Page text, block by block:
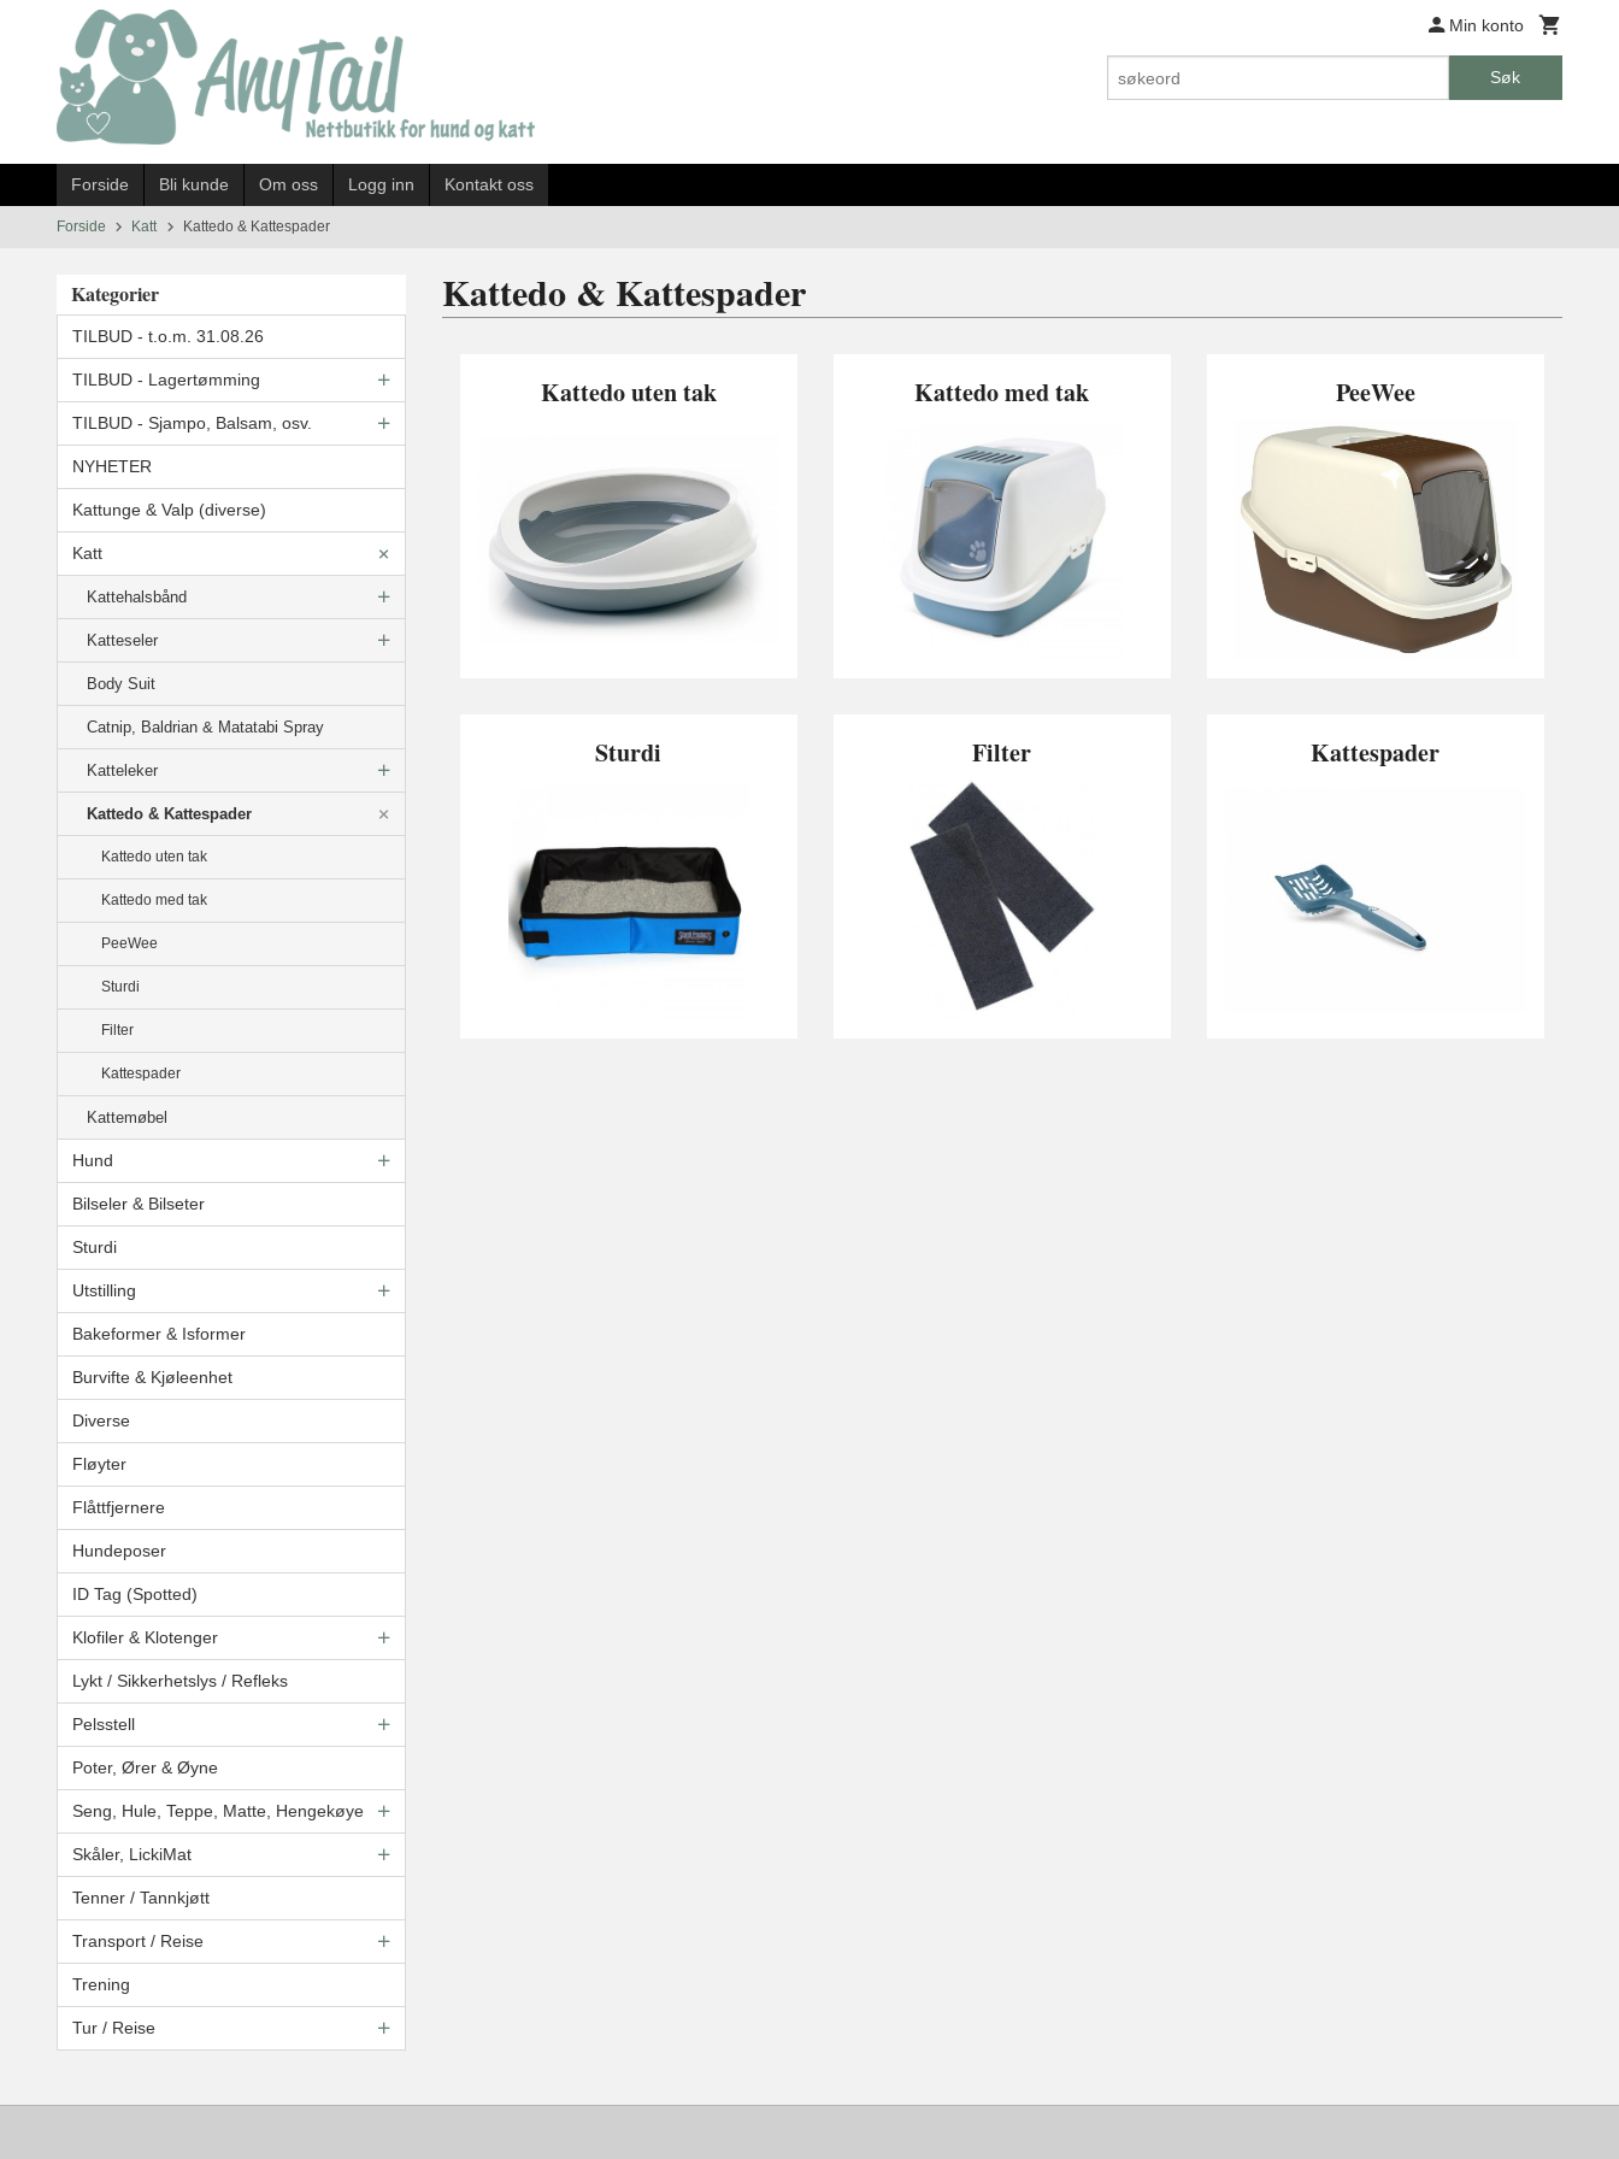
innholdet
Min konto
Søk
Forside Bli kunde Om oss Logg inn Kontakt oss
Forside Katt Kattedo & Kattespader
Kategorier
TILBUD - t.o.m. 31.08.26
TILBUD - Lagertømming
TILBUD - Sjampo, Balsam, osv.
NYHETER
Kattunge & Valp (diverse)
Katt
Kattehalsbånd
Katteseler
Body Suit
Catnip, Baldrian & Matatabi Spray
Katteleker
Kattedo & Kattespader
Kattedo uten tak
Kattedo med tak
PeeWee
Sturdi
Filter
Kattespader
Kattemøbel
Hund
Bilseler & Bilseter
Sturdi
Utstilling
Bakeformer & Isformer
Burvifte & Kjøleenhet
Diverse
Fløyter
Flåttfjernere
Hundeposer
ID Tag (Spotted)
Klofiler & Klotenger
Lykt / Sikkerhetslys / Refleks
Pelsstell
Poter, Ører & Øyne
Seng, Hule, Teppe, Matte, Hengekøye
Skåler, LickiMat
Tenner / Tannkjøtt
Transport / Reise
Trening
Tur / Reise
Kattedo & Kattespader
Kattedo uten tak Kattedo med tak PeeWee
Sturdi Filter Kattespader